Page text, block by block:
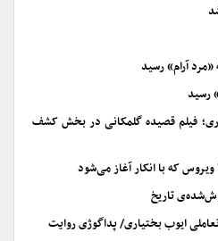
«مرد آرام» رسید
رسید
فیلم قصیده گلمکانی در بخش کشف
که با انکار آغاز می‌شود
تاریخ
تعاملی ایوب بختیاری/ پداگوژی روایت